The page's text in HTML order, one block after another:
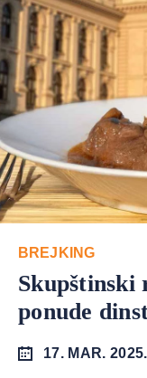
BREJKING
Skupštinski
ponude
17. MAR. 2025.